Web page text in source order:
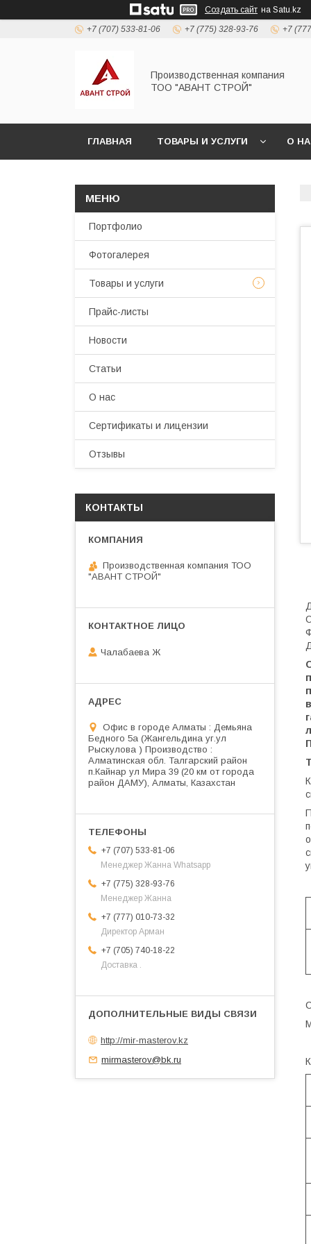
Создать сайт на Satu.kz
+7 (707) 533-81-06 +7 (775) 328-93-76 +7
Производственная компания
ТОО "АВАНТ СТРОЙ"
ГЛАВНАЯ ТОВАРЫ И УСЛУГИ О
Портфолио
Фотогалерея
Товары и услуги
Прайс-листы
Новости
Статьи
О нас
Сертификаты и лицензии
Отзывы
КОНТАКТЫ
Производственная компания ТОО
"АВАНТ СТРОЙ"
Чалабаева Ж
Офис в городе Алматы : Демьяна
Бедного 5а (Жангельдина уг.ул
Рыскулова ) Производство :
Алматинская обл. Талгарский район
п.Кайнар ул Мира 39 (20 км от города
район ДАМУ), Алматы, Казахстан
+7 (707) 533-81-06
Менеджер Жанна Whatsapp
+7 (775) 328-93-76
Менеджер Жанна
+7 (777) 010-73-32
Директор Арман
+7 (705) 740-18-22
Доставка .
http://mir-masterov.kz
mirmasterov@bk.ru